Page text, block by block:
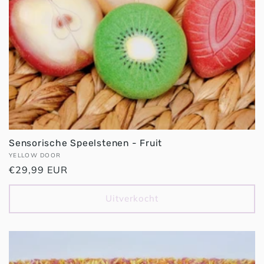
Sensorische Speelstenen - Fruit
Verkoper:
YELLOW DOOR
Normale
prijs
€29,99 EUR
Uitverkocht